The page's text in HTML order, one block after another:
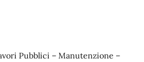
Pubblici – Manutenzione –